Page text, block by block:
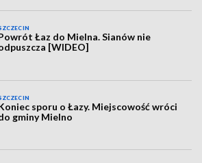
Łaz do Mielna. Sianów nie
[WIDEO]
sporu o Łazy. Miejscowość wróci
gminy Mielno